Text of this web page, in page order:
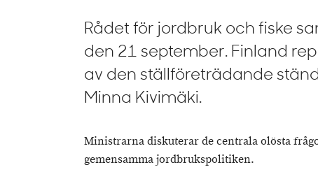
Rådet för jordbruk och fiske
den 21 september. Finland
av den ställföreträdande
Minna Kivimäki.
Ministrarna diskuterar de centrala olösta
gemensamma jordbrukspolitiken.